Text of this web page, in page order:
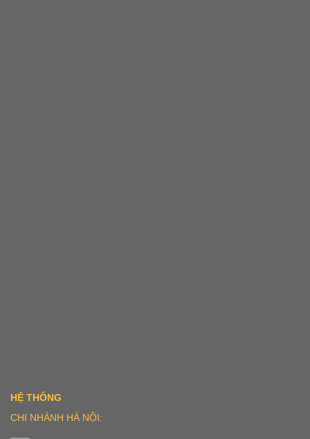
HỆ THỐNG
CHI NHÁNH HÀ NỘI: